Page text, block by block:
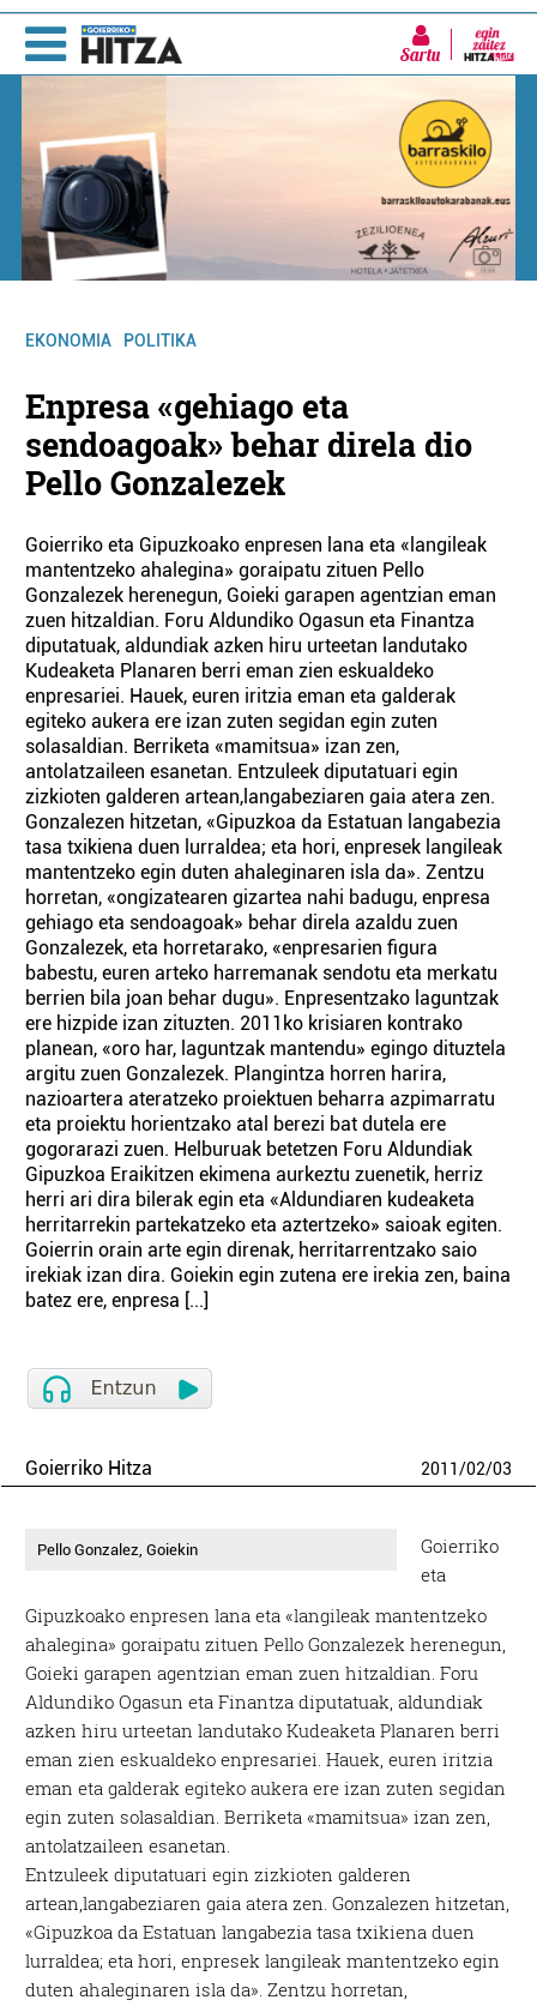
Sartu
EKONOMIA POLITIKA
Enpresa «gehiago eta
sendoagoak» behar direla dio
Pello Gonzalezek
Goierriko eta Gipuzkoako enpresen lana eta «langileak
mantentzeko ahalegina» goraipatu zituen Pello
Gonzalezek herenegun, Goieki garapen agentzian eman
zuen hitzaldian. Foru Aldundiko Ogasun eta Finantza
diputatuak, aldundiak azken hiru urteetan landutako
Kudeaketa Planaren berri eman zien eskualdeko
enpresariei. Hauek, euren iritzia eman eta galderak
egiteko aukera ere izan zuten segidan egin zuten
solasaldian. Berriketa «mamitsua» izan zen,
antolatzaileen esanetan. Entzuleek diputatuari egin
zizkioten galderen artean,langabeziaren gaia atera zen.
Gonzalezen hitzetan, «Gipuzkoa da Estatuan langabezia
tasa txikiena duen lurraldea; eta hori, enpresek langileak
mantentzeko egin duten ahaleginaren isla da». Zentzu
horretan, «ongizatearen gizartea nahi badugu, enpresa
gehiago eta sendoagoak» behar direla azaldu zuen
Gonzalezek, eta horretarako, «enpresarien figura
babestu, euren arteko harremanak sendotu eta merkatu
berrien bila joan behar dugu». Enpresentzako laguntzak
ere hizpide izan zituzten. 2011ko krisiaren kontrako
planean, «oro har, laguntzak mantendu» egingo dituztela
argitu zuen Gonzalezek. Plangintza horren harira,
nazioartera ateratzeko proiektuen beharra azpimarratu
eta proiektu horientzako atal berezi bat dutela ere
gogorarazi zuen. Helburuak betetzen Foru Aldundiak
Gipuzkoa Eraikitzen ekimena aurkeztu zuenetik, herriz
herri ari dira bilerak egin eta «Aldundiaren kudeaketa
herritarrekin partekatzeko eta aztertzeko» saioak egiten.
Goierrin orain arte egin direnak, herritarrentzako saio
irekiak izan dira. Goiekin egin zutena ere irekia zen, baina
batez ere, enpresa [...]
Goierriko Hitza 2011/02/03
Pello Gonzalez, Goiekin
Goierriko
eta
Gipuzkoako enpresen lana eta «langileak mantentzeko
ahalegina» goraipatu zituen Pello Gonzalezek herenegun,
Goieki garapen agentzian eman zuen hitzaldian. Foru
Aldundiko Ogasun eta Finantza diputatuak, aldundiak
azken hiru urteetan landutako Kudeaketa Planaren berri
eman zien eskualdeko enpresariei. Hauek, euren iritzia
eman eta galderak egiteko aukera ere izan zuten segidan
egin zuten solasaldian. Berriketa «mamitsua» izan zen,
antolatzaileen esanetan.
Entzuleek diputatuari egin zizkioten galderen
artean,langabeziaren gaia atera zen. Gonzalezen hitzetan,
«Gipuzkoa da Estatuan langabezia tasa txikiena duen
lurraldea; eta hori, enpresek langileak mantentzeko egin
duten ahaleginaren isla da». Zentzu horretan,